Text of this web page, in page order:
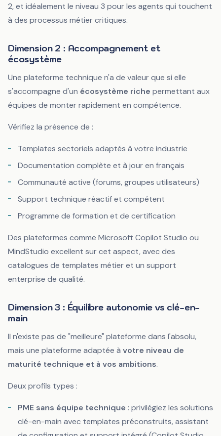
2, et idéalement le niveau 3 pour les agents qui touchent
à des processus métier critiques.
Dimension 2 : Accompagnement et
écosystème
Une plateforme technique n'a de valeur que si elle
s'accompagne d'un écosystème riche permettant aux
équipes de monter rapidement en compétence.
Vérifiez la présence de :
Templates sectoriels adaptés à votre industrie
Documentation complète et à jour en français
Communauté active (forums, groupes utilisateurs)
Support technique réactif et compétent
Programme de formation et de certification
Des plateformes comme Microsoft Copilot Studio ou
MindStudio excellent sur cet aspect, avec des
catalogues de templates métier et un support
enterprise de qualité.
Dimension 3 : Équilibre autonomie vs clé-en-
main
Il n'existe pas de "meilleure" plateforme dans l'absolu,
mais une plateforme adaptée à votre niveau de
maturité technique et à vos ambitions.
Deux profils types :
PME sans équipe technique : privilégiez les solutions
clé-en-main avec templates préconstruits, assistant